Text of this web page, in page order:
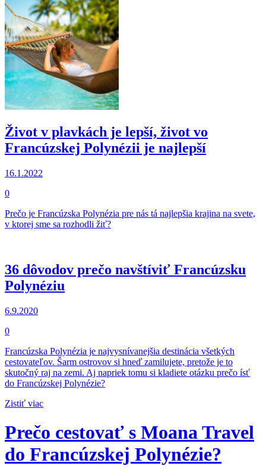
Život v plavkách je lepší, život vo
Francúzskej Polynézii je najlepší
16.1.2022
0
Prečo je Francúzska Polynézia pre nás tá najlepšia krajina na svete,
v ktorej sme sa rozhodli žiť?
36 dôvodov prečo navštíviť Francúzsku
Polynéziu
6.9.2020
0
Francúzska Polynézia je najvysnívanejšia destinácia všetkých
cestovateľov. Šarm ostrovov si hneď zamilujete, pretože je to
skutočný raj na zemi. Aj napriek tomu si kladiete otázku prečo ísť
do Francúzskej Polynézie?
Zistiť viac
Prečo cestovať s Moana Travel
do Francúzskej Polynézie?